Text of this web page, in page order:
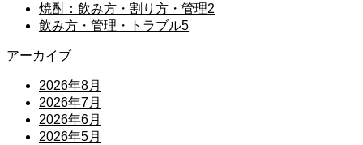
焼酎：飲み方・割り方・管理2
飲み方・管理・トラブル5
アーカイブ
2026年8月
2026年7月
2026年6月
2026年5月